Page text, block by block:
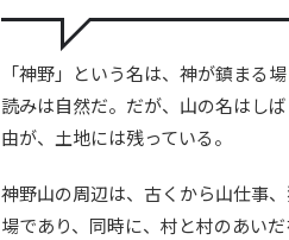
「神野」という名は、神が鎮まる
読みは自然だ。だが、山の名はし
由が、土地には残っている。
神野山の周辺は、古くから山仕事
場であり、同時に、村と村のあい